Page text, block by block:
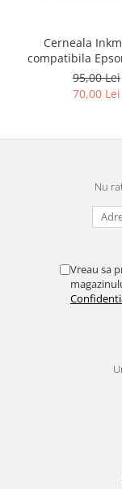
Cerneala
compatibila
F2100 - DTG
100 ml
95,00 Lei
70,00 Lei
Nu
Vreau sa